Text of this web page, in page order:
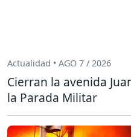
Actualidad • AGO 7 / 2026
Cierran la avenida
la Parada Militar